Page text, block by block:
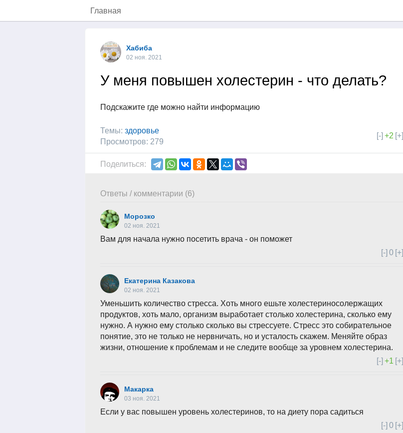
Главная
Хабиба
02 ноя. 2021
У меня повышен холестерин - что делать?
Подскажите где можно найти информацию
[-] +2 [+]
Темы: здоровье
Просмотров: 279
Поделиться:
Ответы / комментарии (6)
Морозко
02 ноя. 2021
Вам для начала нужно посетить врача - он поможет
[-] 0 [+]
Екатерина Казакова
02 ноя. 2021
Уменьшить количество стресса. Хоть много ешьте холестериносолержащих
продуктов, хоть мало, организм выработает столько холестерина, сколько ему
нужно. А нужно ему столько сколько вы стрессуете. Стресс это собирательное
понятие, это не только не нервничать, но и усталость скажем. Меняйте образ
жизни, отношение к проблемам и не следите вообще за уровнем холестерина.
[-] +1 [+]
Макарка
03 ноя. 2021
Если у вас повышен уровень холестеринов, то на диету пора садиться
[-] 0 [+]